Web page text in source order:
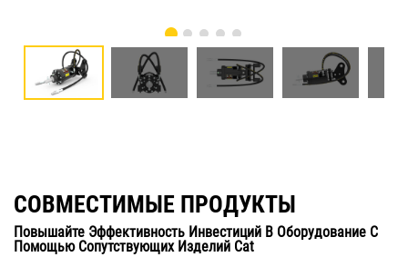
СОВМЕСТИМЫЕ ПРОДУКТЫ
Повышайте Эффективность Инвестиций В Оборудование С
Помощью Сопутствующих Изделий Cat